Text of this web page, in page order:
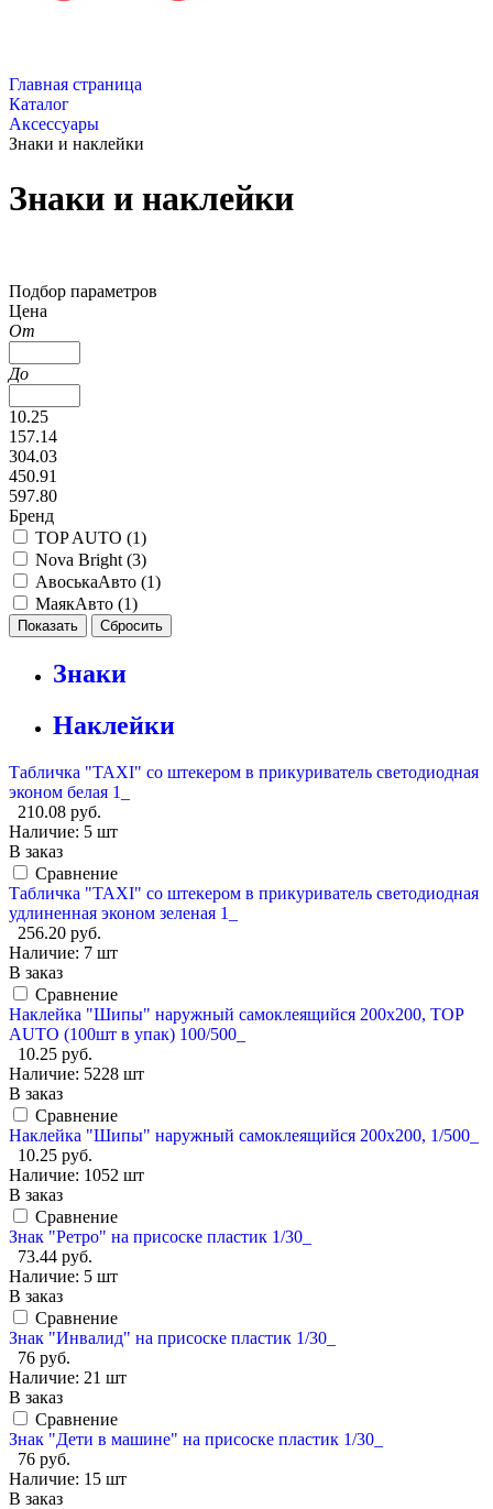
Главная страница
Каталог
Аксессуары
Знаки и наклейки
Знаки и наклейки
Подбор параметров
Цена
От
До
10.25
157.14
304.03
450.91
597.80
Бренд
TOP AUTO (1)
Nova Bright (3)
АвоськаАвто (1)
МаякАвто (1)
Знаки
Наклейки
Табличка "TAXI" со штекером в прикуриватель светодиодная
эконом белая 1_
210.08 руб.
Наличие: 5 шт
В заказ
Сравнение
Табличка "TAXI" со штекером в прикуриватель светодиодная
удлиненная эконом зеленая 1_
256.20 руб.
Наличие: 7 шт
В заказ
Сравнение
Наклейка "Шипы" наружный самоклеящийся 200х200, TOP
AUTO (100шт в упак) 100/500_
10.25 руб.
Наличие: 5228 шт
В заказ
Сравнение
Наклейка "Шипы" наружный самоклеящийся 200х200, 1/500_
10.25 руб.
Наличие: 1052 шт
В заказ
Сравнение
Знак "Ретро" на присоске пластик 1/30_
73.44 руб.
Наличие: 5 шт
В заказ
Сравнение
Знак "Инвалид" на присоске пластик 1/30_
76 руб.
Наличие: 21 шт
В заказ
Сравнение
Знак "Дети в машине" на присоске пластик 1/30_
76 руб.
Наличие: 15 шт
В заказ